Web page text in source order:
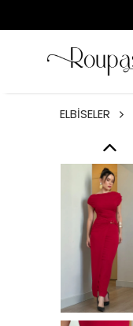
ELBİSELER